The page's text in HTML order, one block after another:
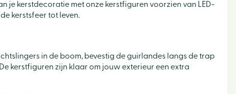
je kerstdecoratie met onze kerstfiguren voorzien van LED-
kerstsfeer tot leven.
in de boom, bevestig de guirlandes langs de trap
kerstfiguren zijn klaar om jouw exterieur een extra